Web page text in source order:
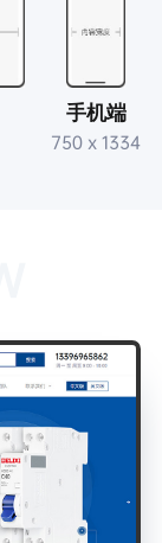
手机端
750 x 1334